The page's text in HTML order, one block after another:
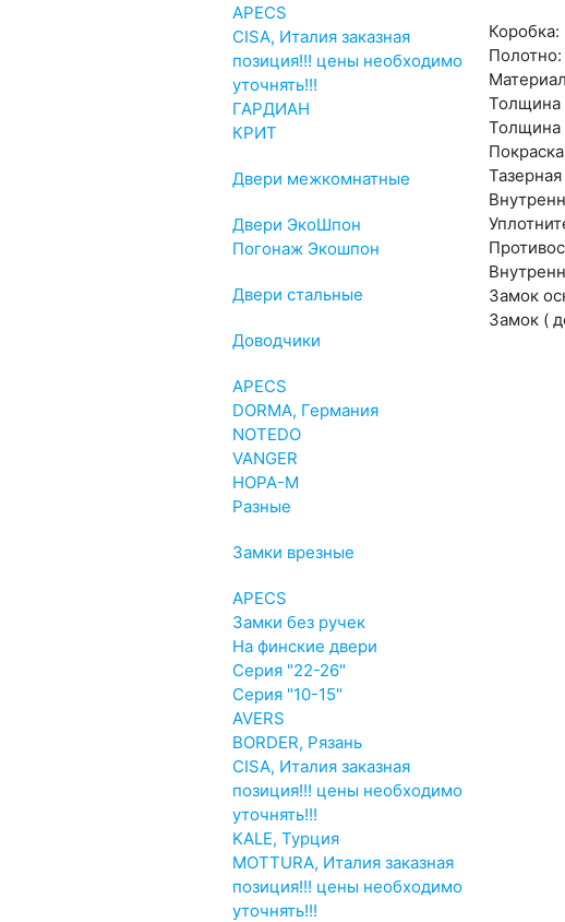
APECS
CISA, Италия заказная
позиция!!! цены необходимо
уточнять!!!
ГАРДИАН
КРИТ
Двери межкомнатные
Двери ЭкоШпон
Погонаж Экошпон
Двери стальные
Доводчики
APECS
DORMA, Германия
NOTEDO
VANGER
НОРА-М
Разные
Замки врезные
APECS
Замки без ручек
На финские двери
Серия "22-26"
Серия "10-15"
AVERS
BORDER, Рязань
CISA, Италия заказная
позиция!!! цены необходимо
уточнять!!!
KALE, Турция
MOTTURA, Италия заказная
позиция!!! цены необходимо
уточнять!!!
Толщина
Замок
Замок (